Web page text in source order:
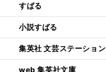
すばる
小説すばる
集英社 文芸ステーション
web 集英社文庫